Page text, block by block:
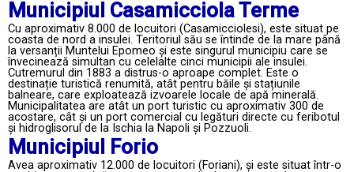
Municipiul Casamicciola Terme
Cu aproximativ 8.000 de locuitori (Casamicciolesi), este situat pe
coasta de nord a insulei. Teritoriul său se întinde de la mare până
la versanții Muntelui Epomeo și este singurul municipiu care se
învecinează simultan cu celelalte cinci municipii ale insulei.
Cutremurul din 1883 a distrus-o aproape complet. Este o
destinație turistică renumită, atât pentru băile și stațiunile
balneare, care exploatează izvoarele locale de apă minerală.
Municipalitatea are atât un port turistic cu aproximativ 300 de
acostare, cât și un port comercial cu legături directe cu feribotul
și hidroglisorul de la Ischia la Napoli și Pozzuoli.
Municipiul Forio
Avea aproximativ 12.000 de locuitori (Foriani), și este situat într-o